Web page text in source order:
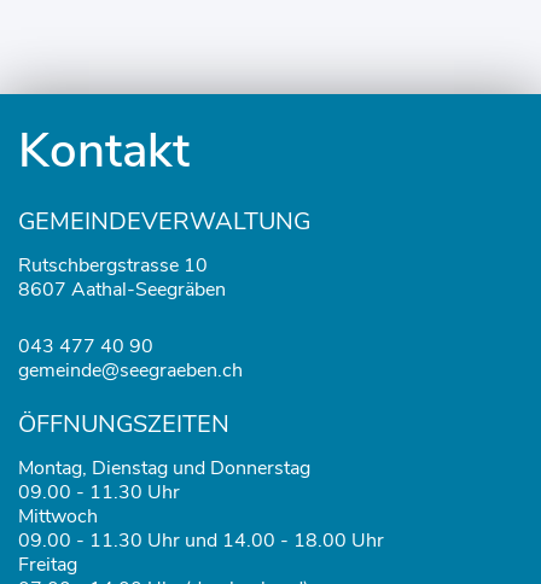
Kontakt
GEMEINDEVERWALTUNG
Rutschbergstrasse 10
8607 Aathal-Seegräben
043 477 40 90
gemeinde@seegraeben.ch
ÖFFNUNGSZEITEN
Montag, Dienstag und Donnerstag
09.00 - 11.30 Uhr
Mittwoch
09.00 - 11.30 Uhr und 14.00 - 18.00 Uhr
Freitag